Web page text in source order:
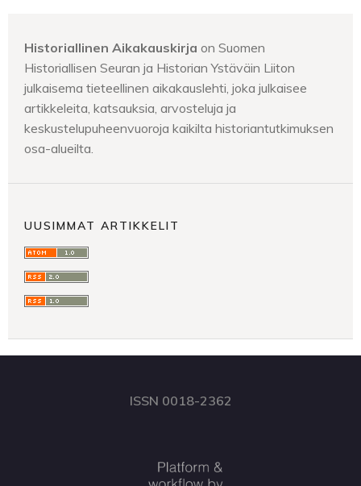
Historiallinen Aikakauskirja on Suomen
Historiallisen Seuran ja Historian Ystäväin Liiton
julkaisema tieteellinen aikakauslehti, joka julkaisee
artikkeleita, katsauksia, arvosteluja ja
keskustelupuheenvuoroja kaikilta historiantutkimuksen
osa-alueilta.
UUSIMMAT ARTIKKELIT
ISSN 0018-2362